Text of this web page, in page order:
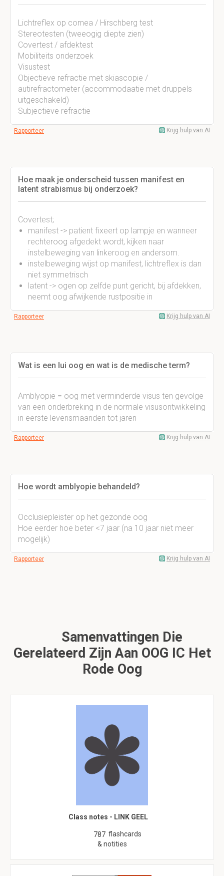
Lichtreflex op cornea / Hirschberg test
Stereotesten (tweeogig diepte zien)
Covertest / afdektest
Mobiliteits onderzoek
Visustest
Objectieve refractie met skiascopie /
autirefractometer (accommodaatie met druppels
uitgeschakeld)
Subjectieve refractie
Rapporteer Krijg hulp van AI
Hoe maak je onderscheid tussen manifest en
latent strabismus bij onderzoek?
Covertest;
manifest -> patient fixeert op lampje en wanneer
rechteroog afgedekt wordt, kijken naar
instelbeweging van linkeroog en andersom.
instelbeweging wijst op manifest, lichtreflex is dan
niet symmetrisch
latent -> ogen op zelfde punt gericht, bij afdekken,
neemt oog afwijkende rustpositie in
Rapporteer Krijg hulp van AI
Wat is een lui oog en wat is de medische term?
Amblyopie = oog met verminderde visus ten gevolge
van een onderbreking in de normale visusontwikkeling
in eerste levensmaanden tot jaren
Rapporteer Krijg hulp van AI
Hoe wordt amblyopie behandeld?
Occlusiepleister op het gezonde oog
Hoe eerder hoe beter <7 jaar (na 10 jaar niet meer
mogelijk)
Rapporteer Krijg hulp van AI
Samenvattingen Die
Gerelateerd Zijn Aan OOG IC Het
Rode Oog
Class notes - LINK GEEL
787 flashcards
& notities